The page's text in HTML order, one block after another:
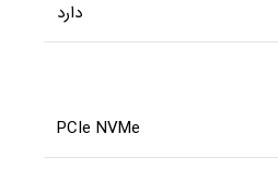
دارد
PCIe NVMe